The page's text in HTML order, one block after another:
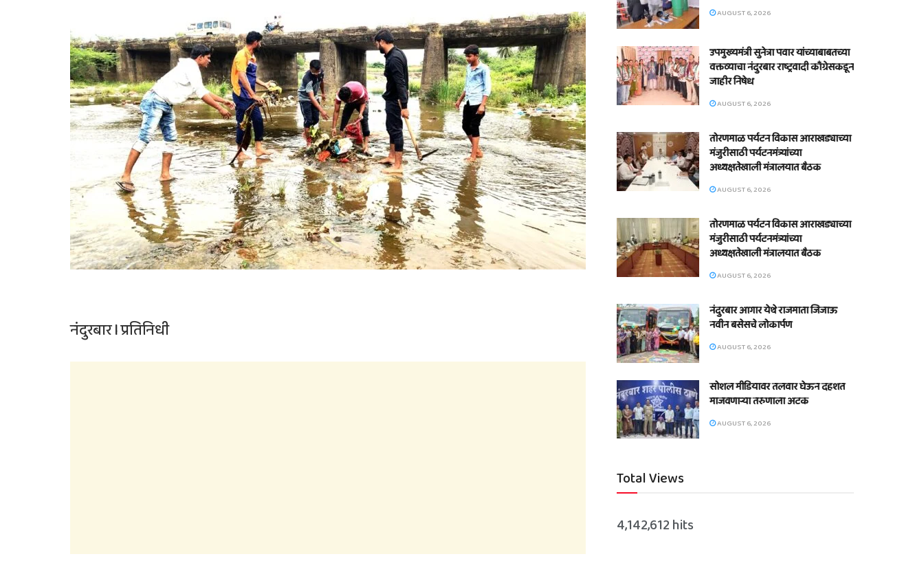
नंदुरबार l प्रतिनिधी
AUGUST 6, 2026
उपमुख्यमंत्री सुनेत्रा पवार यांच्याबाबतच्या
वक्तव्याचा नंदुरबार राष्ट्रवादी काँग्रेसकडून
जाहीर निषेध
AUGUST 6, 2026
तोरणमाळ पर्यटन विकास आराखड्याच्या
मंजुरीसाठी पर्यटनमंत्र्यांच्या
अध्यक्षतेखाली मंत्रालयात बैठक
AUGUST 6, 2026
तोरणमाळ पर्यटन विकास आराखड्याच्या
मंजुरीसाठी पर्यटनमंत्र्यांच्या
अध्यक्षतेखाली मंत्रालयात बैठक
AUGUST 6, 2026
नंदुरबार आगार येथे राजमाता जिजाऊ
नवीन बसेसचे लोकार्पण
AUGUST 6, 2026
सोशल मीडियावर तलवार घेऊन दहशत
माजवणाऱ्या तरुणाला अटक
AUGUST 6, 2026
Total Views
4,142,612 hits